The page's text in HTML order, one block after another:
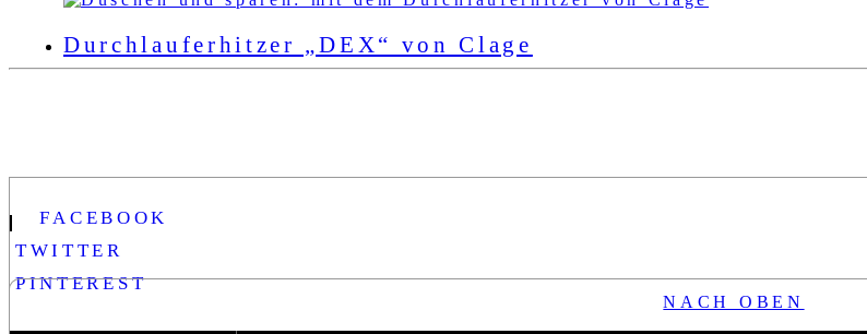
Durchlauferhitzer „DEX“ von Clage
FACEBOOK
TWITTER
PINTEREST
NACH OBEN